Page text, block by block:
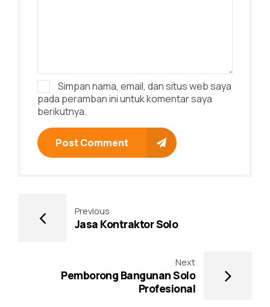
Simpan nama, email, dan situs web saya
pada peramban ini untuk komentar saya
berikutnya.
Post Comment
Previous
Jasa Kontraktor Solo
Next
Pemborong Bangunan Solo
Profesional